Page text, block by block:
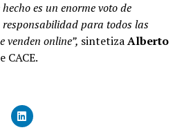
es un enorme voto de
para todos las
venden online”, sintetizaAlberto
CACE.